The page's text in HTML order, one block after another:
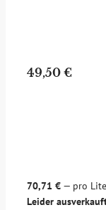
49,50 €
70,71 € — pro
Leider